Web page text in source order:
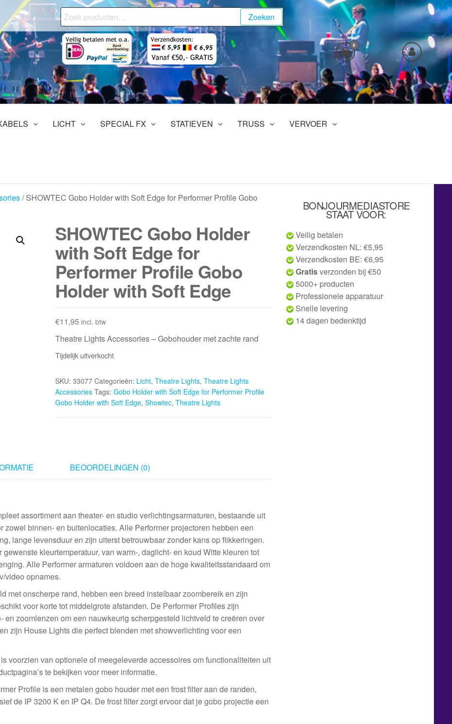
BonjourMediaStore.nl
Professionals
in
Entertainment
Zoeken
naar:
Zoeken
0
LICHT SPECIAL FX STATIEVEN TRUSS VERVOER
/ SHOWTEC Gobo Holder with Soft Edge for Performer Profile Gobo
SHOWTEC Gobo Holder
with Soft Edge for
Performer Profile Gobo
Holder with Soft Edge
€11,95 incl. btw
Theatre Lights Accessories – Gobohouder met zachte rand
Tijdelijk uitverkocht
SKU: 33077 Categorieën: Licht, Theatre Lights, Theatre Lights
Accessories Tags: Gobo Holder with Soft Edge for Performer Profile
Gobo Holder with Soft Edge, Showtec, Theatre Lights
BEOORDELINGEN (0)
assortiment aan theater- en studio verlichtingsarmaturen, bestaande uit
binnen- en buitenlocaties. Alle Performer projectoren hebben een
lange levensduur en zijn uiterst betrouwbaar zonder kans op flikkeringen.
kleurtemperatuur, van warm-, daglicht- en koud Witte kleuren tot
Alle Performer armaturen voldoen aan de hoge kwaliteitsstandaard om
video opnames.
met onscherpe rand, hebben een breed instelbaar zoombereik en zijn
voor korte tot middelgrote afstanden. De Performer Profiles zijn
zoomlenzen om een nauwkeurig scherpgesteld lichtveld te creëren over
zijn House Lights die perfect blenden met showverlichting voor een
voorzien van optionele of meegeleverde accessoires om functionaliteiten uit
te bekijken voor meer informatie.
Profile is een metalen gobo houder met een frost filter aan de randen,
de IP 3200 K en IP Q4. De frost filter zorgt ervoor dat je gobo projectie een
BONJOURMEDIASTORE
STAAT VOOR:
Veilig betalen
Verzendkosten NL: €5,95
Verzendkosten BE: €6,95
Gratisverzonden bij €50
5000+ producten
Professionele apparatuur
Snelle levering
14 dagen bedenktijd